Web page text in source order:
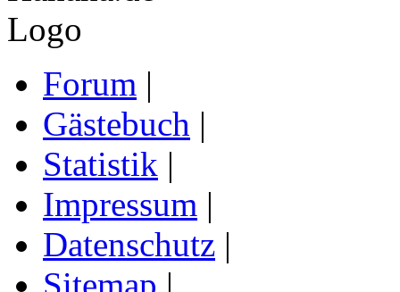
Forum |
Gästebuch |
Statistik |
Impressum |
Datenschutz |